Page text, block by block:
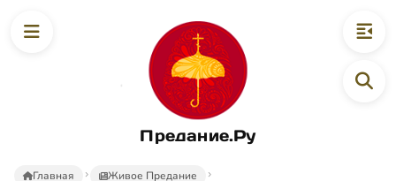
Предание.Ру
Главная
Живое Предание